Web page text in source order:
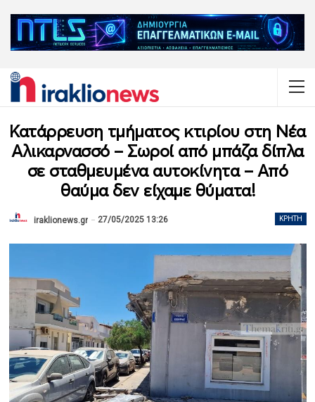
Κατάρρευση τμήματος κτιρίου στη Νέα
Αλικαρνασσό – Σωροί από μπάζα δίπλα
σε σταθμευμένα αυτοκίνητα – Από
θαύμα δεν είχαμε θύματα!
ΚΡΉΤΗ
iraklionews.gr 27/05/2025 13:26